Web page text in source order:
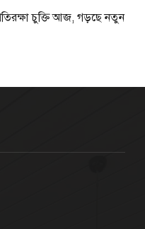
চুক্তি আজ, গড়ছে নতুন